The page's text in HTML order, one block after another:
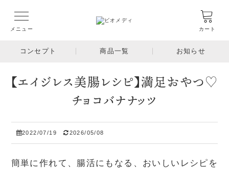
メニュー カート
コンセプト 商品一覧 お知らせ
【エイジレス美腸レシピ】満足おやつ♡
チョコバナナッツ
2022/07/19 2026/05/08
簡単に作れて、腸活にもなる、おいしいレシピを